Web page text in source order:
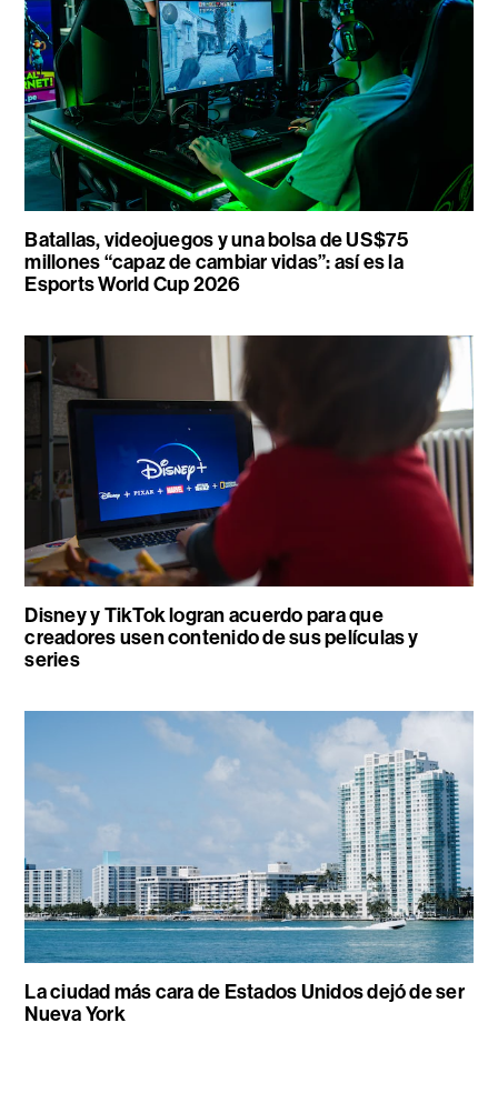
Batallas, videojuegos y una bolsa de US$75
millones “capaz de cambiar vidas”: así es la
Esports World Cup 2026
Disney y TikTok logran acuerdo para que
creadores usen contenido de sus películas y
series
La ciudad más cara de Estados Unidos dejó de ser
Nueva York